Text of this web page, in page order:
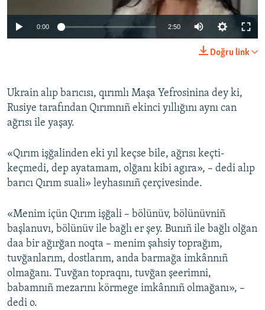
Русский
Українською
RFE/RS bütün saytları
0:00 2:50
Doğru link
Ukrain alıp barıcısı, qırımlı Maşa Yefrosinina dey ki,
Rusiye tarafından Qırımnıñ ekinci yıllığını aynı can
ağrısı ile yaşay.
«Qırım işğalinden eki yıl keçse bile, ağrısı keçti-
keçmedi, dep ayatamam, olğanı kibi agıra», – dedi alıp
barıcı Qırım suali» leyhasınıñ çerçivesinde.
«Menim içün Qırım işğali – bölünüv, bölünüvniñ
başlanuvı, bölünüv ile bağlı er şey. Bunıñ ile bağlı olğan
daa bir ağırğan noqta – menim şahsiy toprağım,
tuvğanlarım, dostlarım, anda barmağa imkânnıñ
olmağanı. Tuvğan topraqnı, tuvğan şeerimni,
babamnıñ mezarını körmege imkânnıñ olmağanı», –
dedi o.